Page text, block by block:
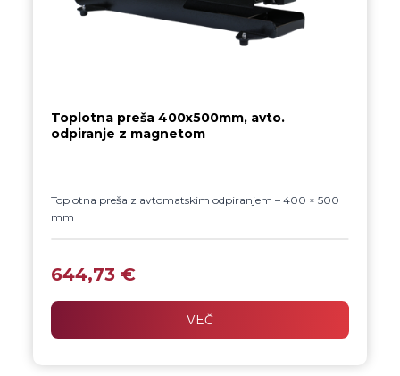
Toplotna preša 400x500mm, avto.
odpiranje z magnetom
Toplotna preša z avtomatskim odpiranjem – 400 × 500
mm
zagotavlja natančen čas, stabilno temperaturo in
enakomeren pritisk ter samodejno odpiranje za
učinkovito in varno delo.
644,73 €
VEČ